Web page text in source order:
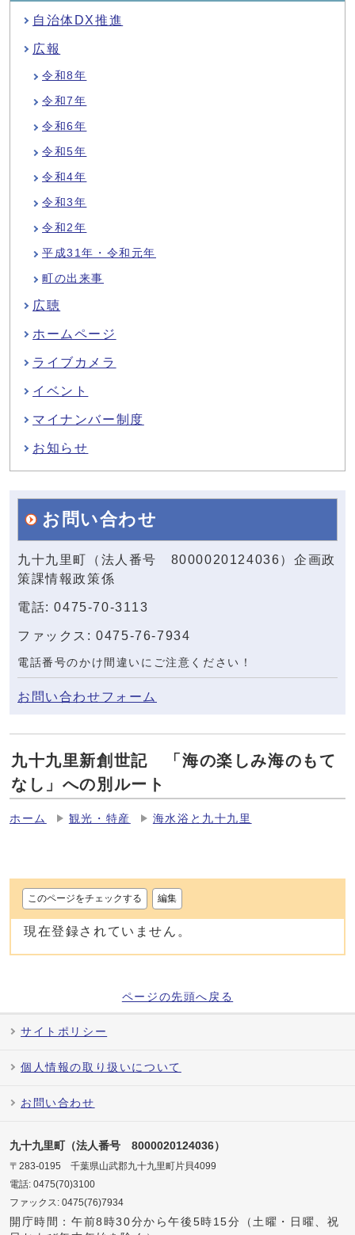
自治体DX推進
広報
令和8年
令和7年
令和6年
令和5年
令和4年
令和3年
令和2年
平成31年・令和元年
町の出来事
広聴
ホームページ
ライブカメラ
イベント
マイナンバー制度
お知らせ
お問い合わせ
九十九里町（法人番号 8000020124036）企画政
策課情報政策係
電話: 0475-70-3113
ファックス: 0475-76-7934
電話番号のかけ間違いにご注意ください！
お問い合わせフォーム
九十九里新創世記 「海の楽しみ海のもて
なし」への別ルート
ホーム 観光・特産 海水浴と九十九里
このページをチェックする 編集
現在登録されていません。
ページの先頭へ戻る
サイトポリシー
個人情報の取り扱いについて
お問い合わせ
九十九里町（法人番号 8000020124036）
〒283-0195 千葉県山武郡九十九里町片貝4099
電話: 0475(70)3100
ファックス: 0475(76)7934
開庁時間：午前8時30分から午後5時15分（土曜・日曜、祝